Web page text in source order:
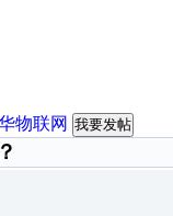
物联网 我要发帖